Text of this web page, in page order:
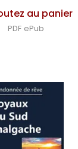
au panier
PDF ePub